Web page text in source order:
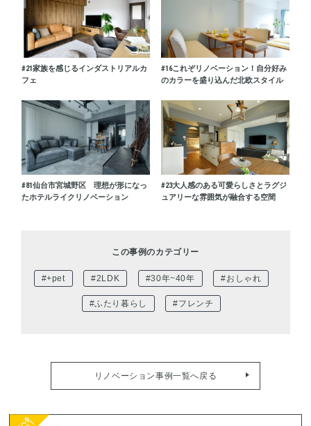
#21家族を感じるインダストリアルカ
フェ
#16これぞリノベーション！自分好み
のカラーを盛り込んだ北欧スタイル
#81仙台市宮城野区 理想が形になっ
たホテルライクリノベーション
#23大人感のある可愛らしさとラグジ
ュアリーな雰囲気が融合する空間
この事例のカテゴリー
#+pet #2LDK #30年~40年 #おしゃれ
#ふたり暮らし #フレンチ
リノベーション事例一覧へ戻る